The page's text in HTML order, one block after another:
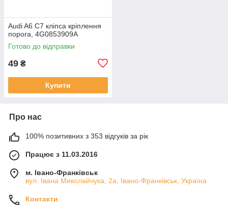
Audi A6 C7 кліпса кріплення
порога, 4G0853909A
Готово до відправки
49 ₴
Купити
Про нас
100% позитивних з 353 відгуків за рік
Працює з 11.03.2016
м. Івано-Франківськ
вул. Івана Миколайчука, 2а, Івано-Франківськ, Україна
Контакти